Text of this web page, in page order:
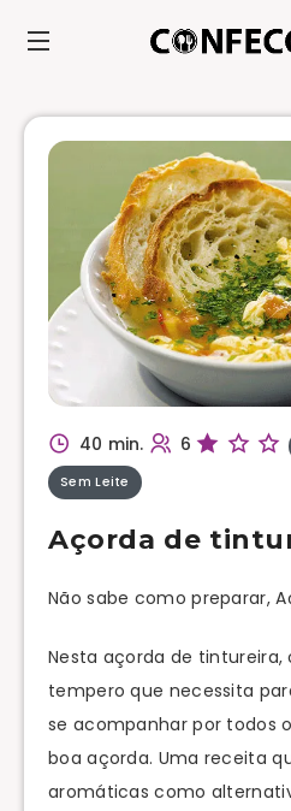
40 min. 6
Sem Leite
Açorda de
Não sabe como preparar,
Nesta açorda de tintureira,
tempero que necessita
se acompanhar por todos
boa açorda. Uma receita
aromáticas como